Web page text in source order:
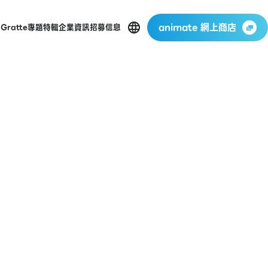
Gratte專題特輯企業資訊招募信息 animate 網上商店